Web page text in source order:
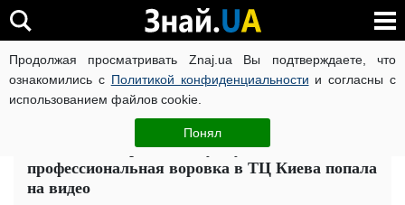
Продолжая просматривать Znaj.ua Вы подтверждаете, что
ознакомились с Политикой конфиденциальности и согласны с
использованием файлов cookie.
Понял
ВОЙНА РОССИИ ПРОТИВ УКРАИНЫ КОРОНАВИРУС В
Общество ЧИТАТИ УКРАЇНСЬКОЮ
"Снимала и прятала в сумку":
профессиональная воровка в ТЦ Киева попала
на видео